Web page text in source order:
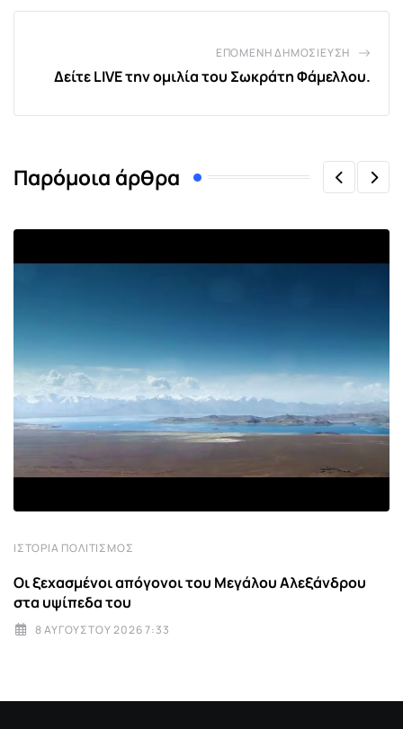
ΕΠΌΜΕΝΗ ΔΗΜΟΣΊΕΥΣΗ
Δείτε LIVE την ομιλία του Σωκράτη Φάμελλου.
Παρόμοια άρθρα
ΙΣΤΟΡΊΑ ΠΟΛΙΤΙΣΜΌΣ
Οι ξεχασμένοι απόγονοι του Μεγάλου Αλεξάνδρου
στα υψίπεδα του
8 ΑΥΓΟΎΣΤΟΥ 2026 7:33